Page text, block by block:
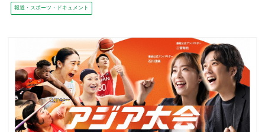
報道・スポーツ・ドキュメント